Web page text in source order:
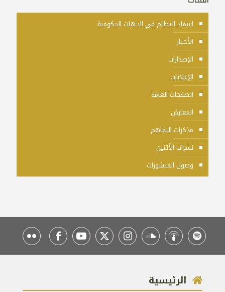
اعتماد النظام في الجهات الحكومية
الأخبار
الإصدارات
الإعلانات
الصفحات العامة
المعارض
مذكرات التفاهم
نشرات الأثنين
وصول المنشورات
الرئيسية